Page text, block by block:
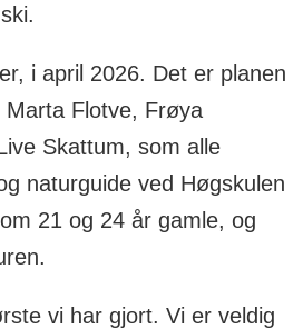
i april 2026. Det er planen
Flotve, Frøya
Skattum, som alle
naturguide ved Høgskulen
21 og 24 år gamle, og
vi har gjort. Vi er veldig